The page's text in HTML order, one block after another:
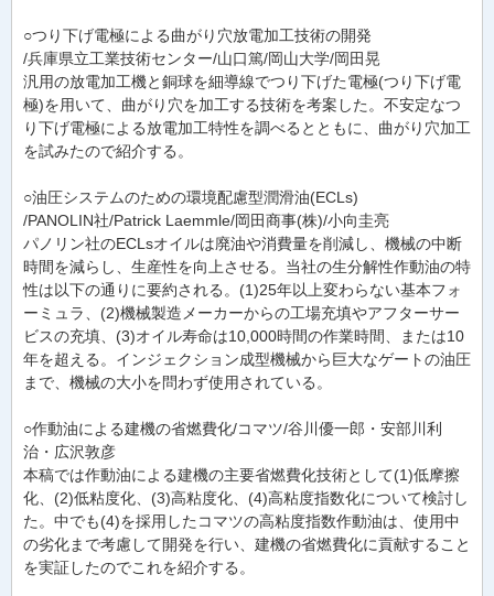
○つり下げ電極による曲がり穴放電加工技術の開発
/兵庫県立工業技術センター/山口篤/岡山大学/岡田晃
汎用の放電加工機と銅球を細導線でつり下げた電極(つり下げ電
極)を用いて、曲がり穴を加工する技術を考案した。不安定なつ
り下げ電極による放電加工特性を調べるとともに、曲がり穴加工
を試みたので紹介する。
○油圧システムのための環境配慮型潤滑油(ECLs)
/PANOLIN社/Patrick Laemmle/岡田商事(株)/小向圭亮
パノリン社のECLsオイルは廃油や消費量を削減し、機械の中断
時間を減らし、生産性を向上させる。当社の生分解性作動油の特
性は以下の通りに要約される。(1)25年以上変わらない基本フォ
ーミュラ、(2)機械製造メーカーからの工場充填やアフターサー
ビスの充填、(3)オイル寿命は10,000時間の作業時間、または10
年を超える。インジェクション成型機械から巨大なゲートの油圧
まで、機械の大小を問わず使用されている。
○作動油による建機の省燃費化/コマツ/谷川優一郎・安部川利
治・広沢敦彦
本稿では作動油による建機の主要省燃費化技術として(1)低摩擦
化、(2)低粘度化、(3)高粘度化、(4)高粘度指数化について検討し
た。中でも(4)を採用したコマツの高粘度指数作動油は、使用中
の劣化まで考慮して開発を行い、建機の省燃費化に貢献すること
を実証したのでこれを紹介する。